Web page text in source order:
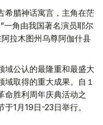
希腊神话寓言，主角在茫
一角由我国著名演员耶尔
拉木图州乌尊阿伽什县
域公认的最隆重和最盛大
域取得的重大成果。自１
命胜利周年庆典活动之
1月19日-23日举行。